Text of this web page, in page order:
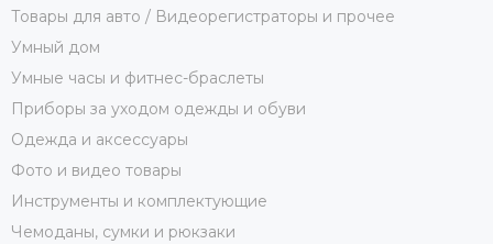
Товары для авто / Видеорегистраторы и прочее
Умный дом
Умные часы и фитнес-браслеты
Приборы за уходом одежды и обуви
Одежда и аксессуары
Фото и видео товары
Инструменты и комплектующие
Чемоданы, сумки и рюкзаки